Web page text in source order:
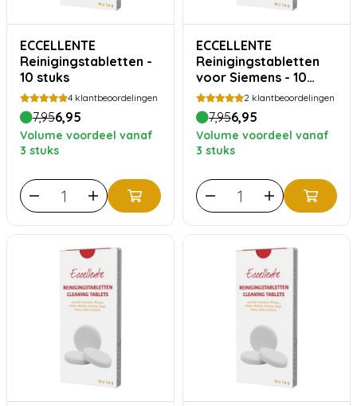
ECCELLENTE
Reinigingstabletten -
10 stuks
4 klantbeoordelingen
7,956,95
Volume voordeel vanaf
3 stuks
ECCELLENTE
Reinigingstabletten
voor Siemens - 10
stuks TZ80001 |
TZ60001
2 klantbeoordelingen
7,956,95
Volume voordeel vanaf
3 stuks